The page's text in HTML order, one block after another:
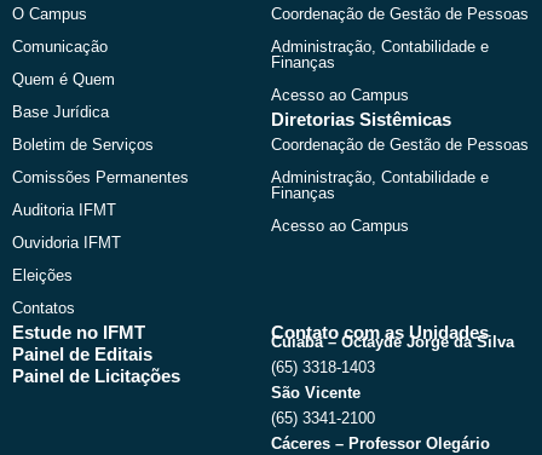
r
a
m
O Campus
Comunicação
Quem é Quem
Base Jurídica
Boletim de Serviços
Comissões Permanentes
Auditoria IFMT
Ouvidoria IFMT
Eleições
Contatos
Coordenação de Gestão de Pessoas
Administração, Contabilidade e
Finanças
Acesso ao Campus
Diretorias Sistêmicas
Coordenação de Gestão de Pessoas
Administração, Contabilidade e
Finanças
Acesso ao Campus
Estude no IFMT
Painel de Editais
Painel de Licitações
Contato com as Unidades
Cuiabá – Octayde Jorge da Silva
(65) 3318-1403
São Vicente
(65) 3341-2100
Cáceres – Professor Olegário